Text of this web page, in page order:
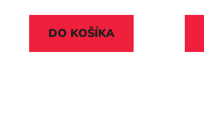
DO KOŠÍKA